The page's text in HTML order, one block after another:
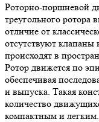
Роторно-поршневой
треугольного ротора
отличие от
отсутствуют
происходят в
Ротор движется по
обеспечивая
и выпуска. Такая
количество
компактным и легким.